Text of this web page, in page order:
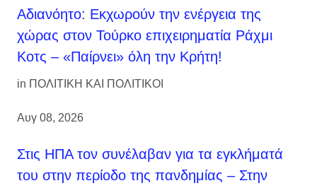
Αδιανόητο: Εκχωρούν την ενέργεια της
χώρας στον Τούρκο επιχειρηματία Ράχμι
Κοτς – «Παίρνει» όλη την Κρήτη!
in ΠΟΛΙΤΙΚΗ ΚΑΙ ΠΟΛΙΤΙΚΟΙ
Αυγ 08, 2026
Στις ΗΠΑ τον συνέλαβαν για τα εγκλήματά
του στην περίοδο της πανδημίας – Στην